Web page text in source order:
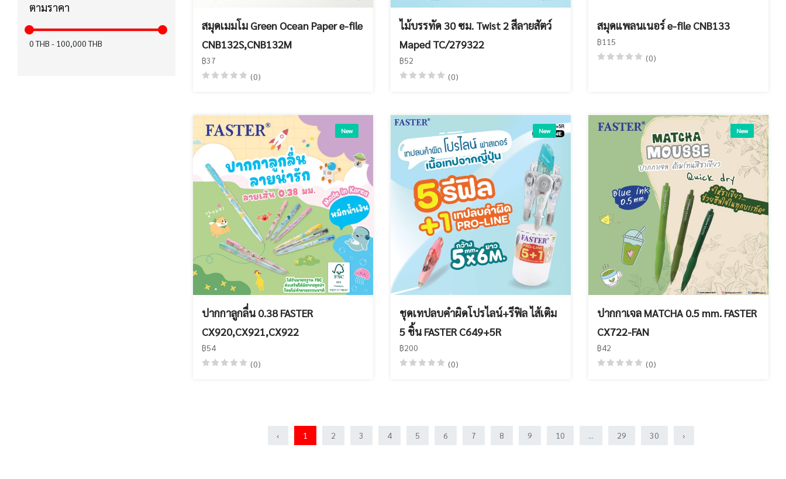
สำหรับคนถนัดมือซ้าย (8)
ตามราคา
0THB - 100,000THB
สมุดเมมโม Green Ocean Paper e-file
CNB132S,CNB132M
฿37
(0)
ไม้บรรทัด 30 ซม. Twist 2 สีลายสัตว์
Maped TC/279322
฿52
(0)
สมุดแพลนเนอร์ e-file CNB133
฿115
(0)
New
ปากกาลูกลื่น 0.38 FASTER
CX920,CX921,CX922
฿54
(0)
New
ชุดเทปลบคำผิดโปรไลน์+รีฟิล ไส้เติม
5 ชิ้น FASTER C649+5R
฿200
(0)
New
ปากกาเจล MATCHA 0.5 mm. FASTER
CX722-FAN
฿42
(0)
‹ 1 2 3 4 5 6 7 8 9 10 ... 29 30 ›